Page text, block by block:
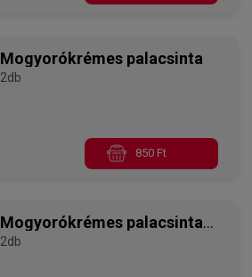
Mogyorókrémes palacsinta
2db
850 Ft
Mogyorókrémes palacsinta
vaníliaöntettel
2db